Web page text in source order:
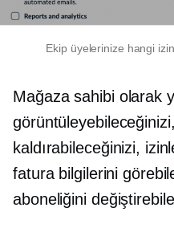
Ekip üyelerinize hangi
Mağaza sahibi olarak
kaldırabileceğinizi,
fatura bilgilerini
aboneliğini